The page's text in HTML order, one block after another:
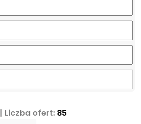
| Liczba ofert: 85